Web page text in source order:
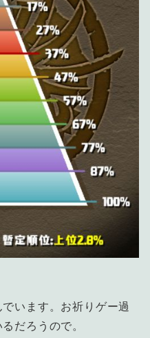
います。お祈りゲー過
だろうので。